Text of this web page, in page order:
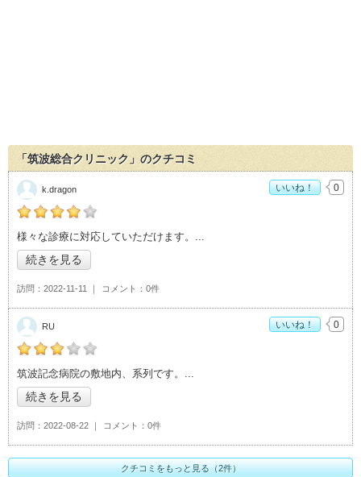
「筑波総合クリニック」のクチコミ
の「筑波総合クリニック」おすすめ度：
様々な診療に対応していただけます。
続きを見る
訪問 2022-11-11 コメント 0件
k.dragon いいね！ 0
の「筑波総合クリニック」おすすめ度：
筑波記念病院の敷地内、系列です。
続きを見る
訪問 2022-08-22 コメント 0件
RU いいね！ 0
クチコミをもっと見る（2件）